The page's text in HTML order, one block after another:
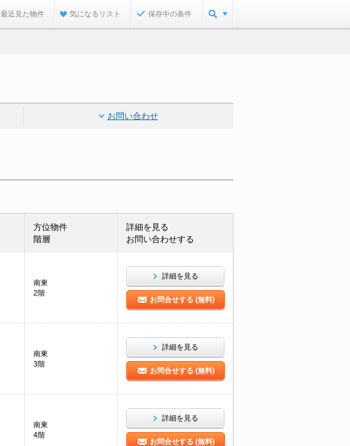
最近見た物件 気になるリスト 保存中の条件
お問い合わせ
方位物件
階層
詳細を見る
お問い合わせする
南東
2階
詳細を見る
お問合せする (無料)
南東
3階
詳細を見る
お問合せする (無料)
南東
4階
詳細を見る
お問合せする (無料)